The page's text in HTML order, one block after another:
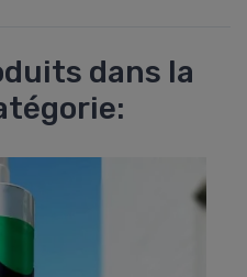
dans la